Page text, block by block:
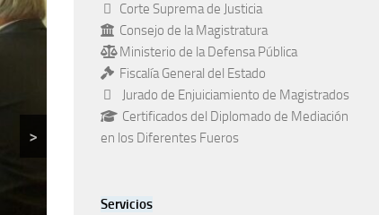
>
Corte Suprema de Justicia
Consejo de la Magistratura
Ministerio de la Defensa Pública
Fiscalía General del Estado
Jurado de Enjuiciamiento de Magistrados
Certificados del Diplomado de Mediación
en los Diferentes Fueros
Servicios